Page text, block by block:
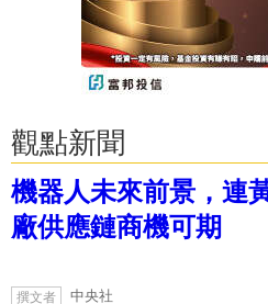
觀點新聞
機器人未來前景，連
廠供應鏈商機可期
撰文者 中央社